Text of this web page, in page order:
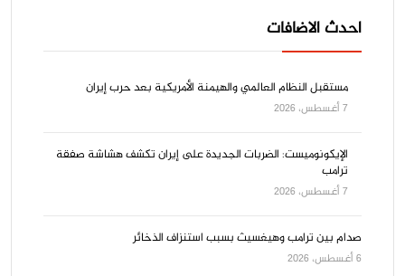
احدث الاضافات
مستقبل النظام العالمي والهيمنة الأمريكية بعد حرب إيران
7 أغسطس، 2026
الإيكونوميست: الضربات الجديدة على إيران تكشف هشاشة صفقة
ترامب
7 أغسطس، 2026
صدام بين ترامب وهيغسيث بسبب استنزاف الذخائر
6 أغسطس، 2026